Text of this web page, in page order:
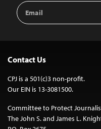
Email
Address
Contact Us
CPJ is a 501(c)3 non-profit.
Our EIN is 13-3081500.
Committee to Protect
The John S. and James L.